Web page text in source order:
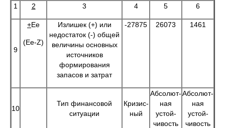
1 2 3 4 5 6
9
+Ее
(Ее-Z)
Излишек (+) или
недостаток (-) общей
величины основных
источников
формирования
запасов и затрат
-27875 26073 1461
10
Тип финансовой
ситуации
Кризис-
ный
Абсолют-
ная
устой-
чивость
Абсолют-
ная
устой-
чивость